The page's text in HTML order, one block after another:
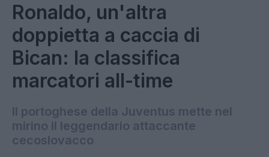
Ronaldo, un'altra
doppietta a caccia di
Bican: la classifica
marcatori all-time
Il portoghese della Juventus mette nel
mirino il leggendario attaccante
cecoslovacco